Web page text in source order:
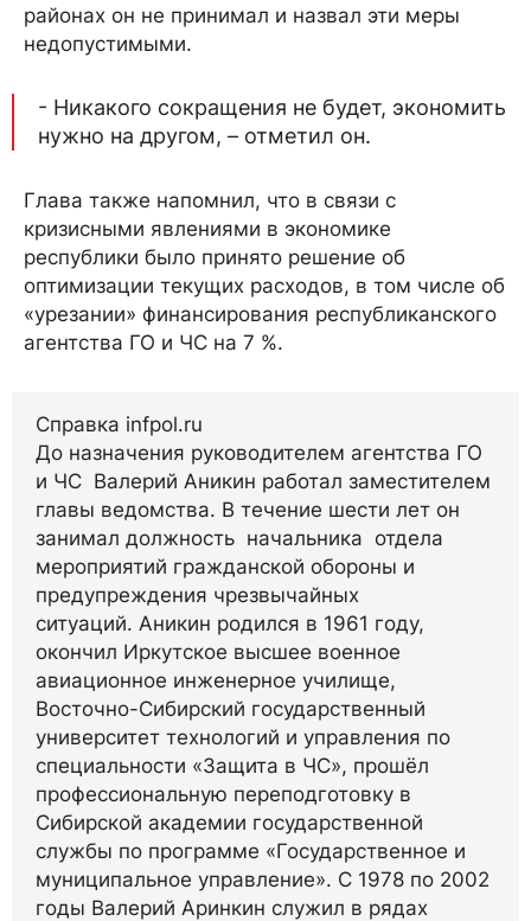
районах он не принимал и назвал эти меры
недопустимыми.
- Никакого сокращения не будет, экономить
нужно на другом, – отметил он.
Глава также напомнил, что в связи с
кризисными явлениями в экономике
республики было принято решение об
оптимизации текущих расходов, в том числе об
«урезании» финансирования республиканского
агентства ГО и ЧС на 7 %.
Справка infpol.ru
До назначения руководителем агентства ГО
и ЧС Валерий Аникин работал заместителем
главы ведомства. В течение шести лет он
занимал должность начальника отдела
мероприятий гражданской обороны и
предупреждения чрезвычайных
ситуаций. Аникин родился в 1961 году,
окончил Иркутское высшее военное
авиационное инженерное училище,
Восточно-Сибирский государственный
университет технологий и управления по
специальности «Защита в ЧС», прошёл
профессиональную переподготовку в
Сибирской академии государственной
службы по программе «Государственное и
муниципальное управление». С 1978 по 2002
годы Валерий Аринкин служил в рядах